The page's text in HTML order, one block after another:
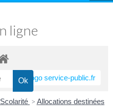
ligne
> Allocations destinées